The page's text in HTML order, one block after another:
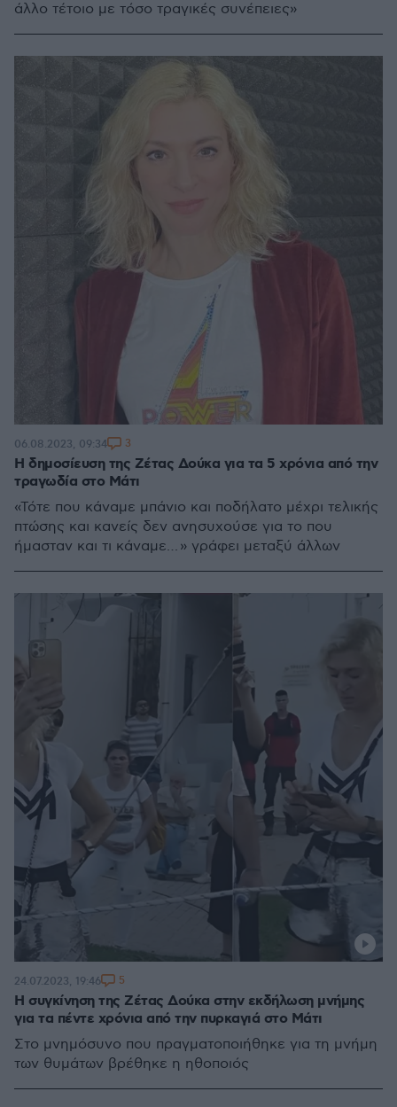
άλλο τέτοιο με τόσο τραγικές συνέπειες»
Η δημοσίευση της Ζέτας Δούκα για τα 5 χρόνια από την
τραγωδία στο Μάτι
«Τότε που κάναμε μπάνιο και ποδήλατο μέχρι τελικής
πτώσης και κανείς δεν ανησυχούσε για το που
ήμασταν και τι κάναμε… » γράφει μεταξύ άλλων
06.08.2023, 09:34 3
Η συγκίνηση της Ζέτας Δούκα στην εκδήλωση μνήμης
για τα πέντε χρόνια από την πυρκαγιά στο Μάτι
Στο μνημόσυνο που πραγματοποιήθηκε για τη μνήμη
των θυμάτων βρέθηκε η ηθοποιός
24.07.2023, 19:46 5